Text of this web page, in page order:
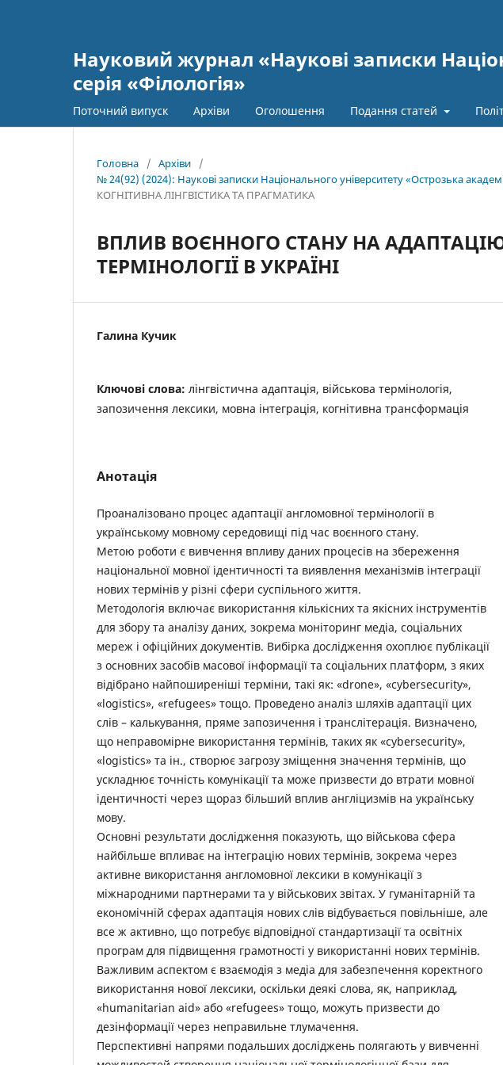
Науковий журнал «Наукові записки
серія «Філологія»
Поточний випуск Архіви Оголошення Подання статей
Головна / Архіви
/
№ 24(92) (2024): Наукові записки Національного університету «Острозька
КОГНІТИВНА ЛІНГВІСТИКА ТА ПРАГМАТИКА
ВПЛИВ ВОЄННОГО СТАНУ НА
ТЕРМІНОЛОГІЇ В УКРАЇНІ
Галина Кучик
Ключові слова: лінгвістична адаптація, військова термінологія,
запозичення лексики, мовна інтеграція, когнітивна трансформація
Анотація
Проаналізовано процес адаптації англомовної термінології в
українському мовному середовищі під час воєнного стану.
Метою роботи є вивчення впливу даних процесів на збереження
національної мовної ідентичності та виявлення механізмів інтеграції
нових термінів у різні сфери суспільного життя.
Методологія включає використання кількісних та якісних інструментів
для збору та аналізу даних, зокрема моніторинг ­медіа, соціальних
мереж і офіційних документів. Вибірка дослідження охоплює публікації
з основних засобів масової інформації та соціальних платформ, з яких
відібрано найпоширеніші терміни, такі як: «drone», «cybersecurity»,
«logistics», «refugees» тощо. Проведено аналіз шляхів адаптації цих
слів – калькування, пряме запозичення і транслітерація. Визначено,
що неправомірне ­використання термінів, таких як «cybersecurity»,
«logistics» та ін., створює загрозу зміщення значення термінів, що
ускладнює точність комунікації та може призвести до втрати мовної
ідентичності через щораз більший вплив англіцизмів на українську
мову.
Основні результати дослідження показують, що військова сфера
найбільше впливає на інтеграцію нових термінів, зокрема через
активне використання англомовної лексики в комунікації з
міжнародними партнерами та у військових звітах. У гуманітарній та
економічній сферах адаптація нових слів відбувається повільніше, але
все ж активно, що потребує відповідної стандартизації та освітніх
програм для підвищення грамотності у використанні нових термінів.
Важливим аспектом є взаємодія з медіа для забезпечення коректного
використання нової лексики, оскільки деякі слова, як, наприклад,
«humanitarian aid» або «refugees» тощо, можуть призвести до
дезінформації через неправильне тлумачення.
Перспективні напрями подальших досліджень полягають у вивченні